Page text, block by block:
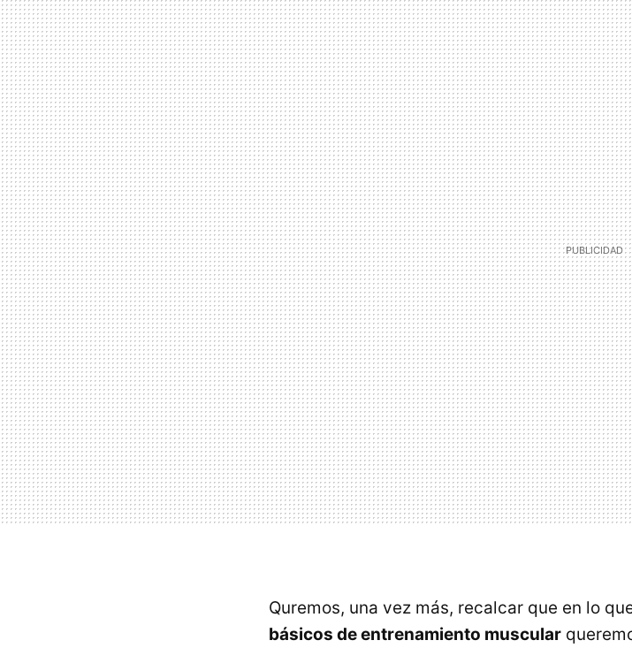
Quremos, una vez más, recalcar que en lo
básicos de entrenamiento muscular